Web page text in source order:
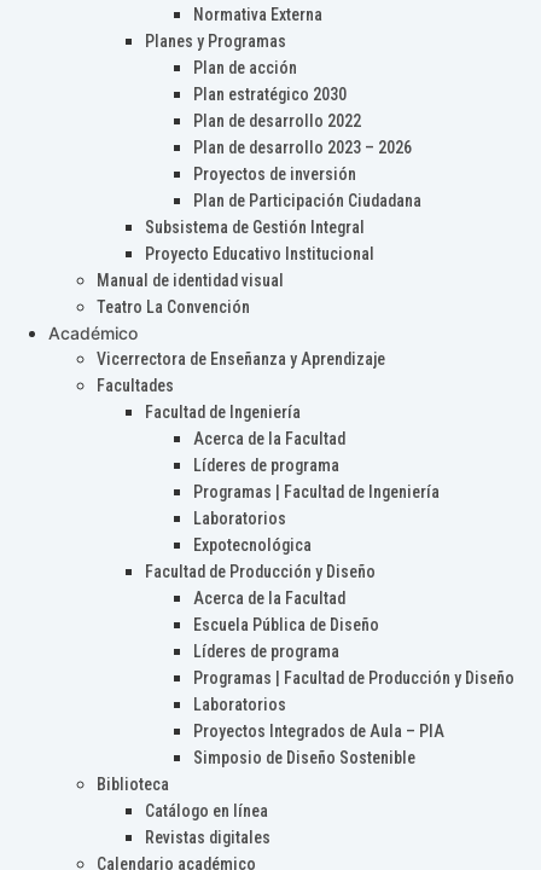
Normativa Externa
Planes y Programas
Plan de acción
Plan estratégico 2030
Plan de desarrollo 2022
Plan de desarrollo 2023 – 2026
Proyectos de inversión
Plan de Participación Ciudadana
Subsistema de Gestión Integral
Proyecto Educativo Institucional
Manual de identidad visual
Teatro La Convención
Académico
Vicerrectora de Enseñanza y Aprendizaje
Facultades
Facultad de Ingeniería
Acerca de la Facultad
Líderes de programa
Programas | Facultad de Ingeniería
Laboratorios
Expotecnológica
Facultad de Producción y Diseño
Acerca de la Facultad
Escuela Pública de Diseño
Líderes de programa
Programas | Facultad de Producción y Diseño
Laboratorios
Proyectos Integrados de Aula – PIA
Simposio de Diseño Sostenible
Biblioteca
Catálogo en línea
Revistas digitales
Calendario académico